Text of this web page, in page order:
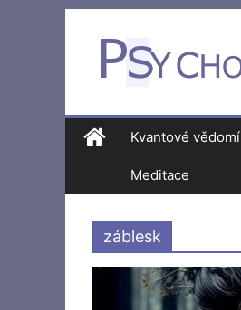
Kvantové vědomí
Meditace
záblesk